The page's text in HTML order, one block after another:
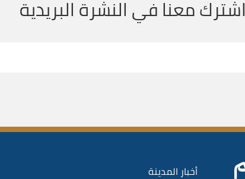
اشترك معنا في النشرة البريدية
أخبار المدينة